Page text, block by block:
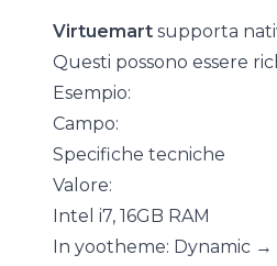
Virtuemart supporta
Questi possono essere
Esempio:
Campo:
Specifiche tecniche
Valore:
Intel i7, 16GB RAM
In yootheme: Dynamic